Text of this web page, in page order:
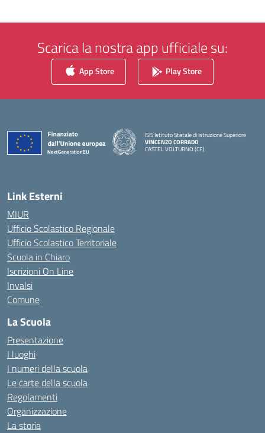
Scarica la nostra app ufficiale su:
App Store Play Store
ISIS Istituto Statale di Istruzione Superiore
VINCENZO CORRADO
CASTEL VOLTURNO (CE)
Link Esterni
MIUR
Ufficio Scolastico Regionale
Ufficio Scolastico Territoriale
Scuola in Chiaro
Iscrizioni On Line
Invalsi
Comune
La Scuola
Presentazione
I luoghi
I numeri della scuola
Le carte della scuola
Regolamenti
Organizzazione
La storia